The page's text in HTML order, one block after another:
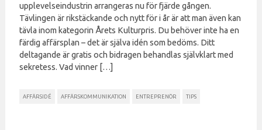
upplevelseindustrin arrangeras nu för fjärde gången.
Tävlingen är rikstäckande och nytt för i år är att man även kan
tävla inom kategorin Årets Kulturpris. Du behöver inte ha en
färdig affärsplan – det är själva idén som bedöms. Ditt
deltagande är gratis och bidragen behandlas självklart med
sekretess. Vad vinner […]
AFFÄRSIDÉ AFFÄRSKOMMUNIKATION ENTREPRENÖR TIPS